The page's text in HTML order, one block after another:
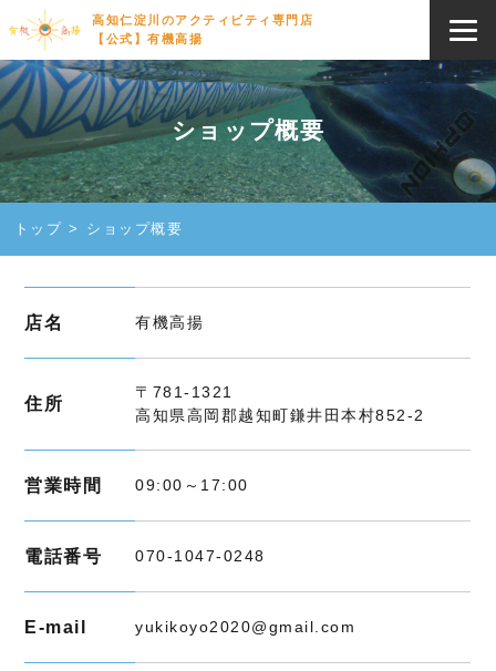
高知仁淀川のアクティビティ専門店
【公式】有機高揚
ショップ概要
トップ ショップ概要
店名 有機高揚
住所
〒781-1321
高知県高岡郡越知町鎌井田本村852-2
営業時間 09:00～17:00
電話番号 070-1047-0248
E-mail yukikoyo2020@gmail.com